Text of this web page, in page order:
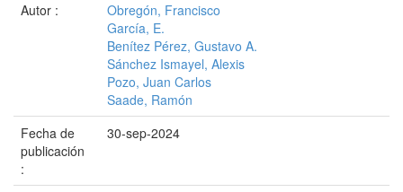
Autor :
Obregón, Francisco
García, E.
Benítez Pérez, Gustavo A.
Sánchez Ismayel, Alexis
Pozo, Juan Carlos
Saade, Ramón
Fecha de
publicación
:
30-sep-2024